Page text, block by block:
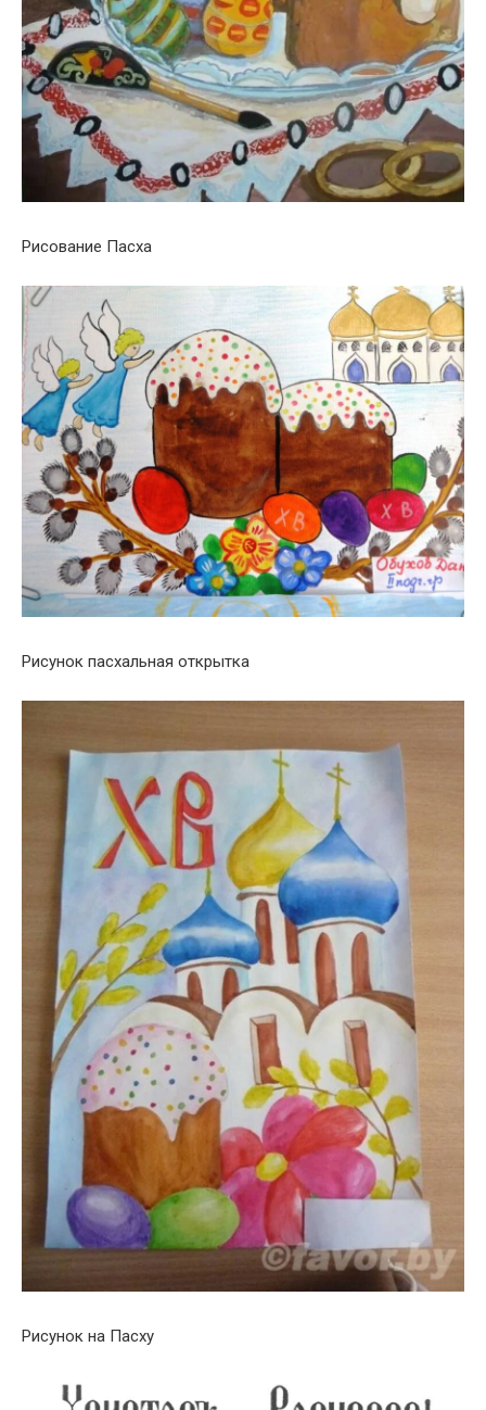
Рисование Пасха
Рисунок пасхальная открытка
Рисунок на Пасху